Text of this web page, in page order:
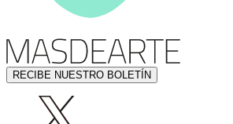
RECIBE NUESTRO BOLETÍN